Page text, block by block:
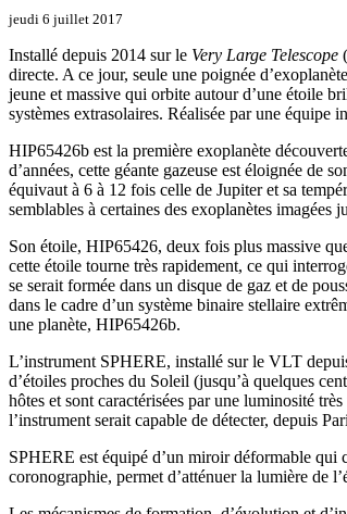
jeudi 6 juillet 2017
Installé depuis 2014 sur le Very Large Telescope
directe. A ce jour, seule une poignée
jeune et massive qui orbite autour d’une étoile
systèmes extrasolaires. Réalisée par une équipe
HIP65426b est la première exoplanète
d’années, cette géante gazeuse est éloignée de
équivaut à 6 à 12 fois celle de Jupiter et sa
semblables à certaines des exoplanètes imagées
Son étoile, HIP65426, deux fois plus massive
cette étoile tourne très rapidement, ce qui
se serait formée dans un disque de gaz et de
dans le cadre d’un système binaire stellaire
une planète, HIP65426b.
L’instrument SPHERE, installé sur le VLT
d’étoiles proches du Soleil (jusqu’à quelques
hôtes et sont caractérisées par une luminosité
l’instrument serait capable de détecter, depuis
SPHERE est équipé d’un miroir déformable qui
coronographie, permet d’atténuer la lumière de